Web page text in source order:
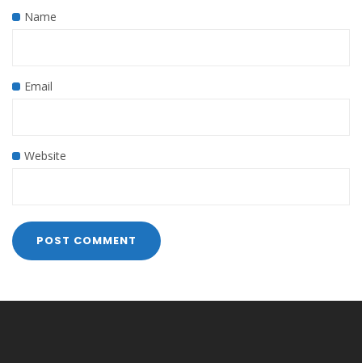
Name
Email
Website